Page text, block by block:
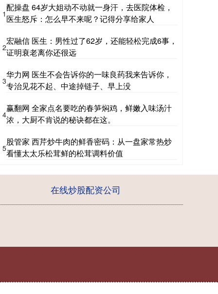
1
配操盘 64岁大姐动不动就一身汗，去医院体检，
医生怒斥：怎么早不来呢？记得分享给家人
2
宏融信 医生：男性过了62岁，还能轻松完成6事，
证明衰老离你还很远
3
华力网 医生不会告诉你的一味良药我来告诉你，
专治见花不起、中途掉链子、早上没
4
赢翻网 全家点名要吃的春笋焖鸡，鲜嫩入味汤汁
浓，大厨不肯说的秘诀都在这。
5
股管家 西芹炒牛肉的鲜香密码：从一盘家常热炒
看懂太太乐松茸鲜的松茸调料价值
在线炒股配资公司